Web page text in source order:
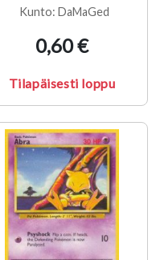
Kunto: DaMaGed
0,60 €
Tilapäisesti loppu